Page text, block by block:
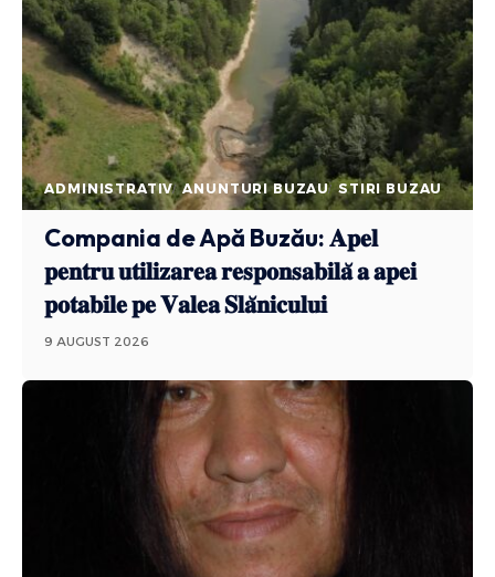
ADMINISTRATIV ANUNTURI BUZAU STIRI BUZAU
Compania de Apă Buzău: 𝐀𝐩𝐞𝐥
𝐩𝐞𝐧𝐭𝐫𝐮 𝐮𝐭𝐢𝐥𝐢𝐳𝐚𝐫𝐞𝐚 𝐫𝐞𝐬𝐩𝐨𝐧𝐬𝐚𝐛𝐢𝐥𝐚̆ 𝐚 𝐚𝐩𝐞𝐢
𝐩𝐨𝐭𝐚𝐛𝐢𝐥𝐞 𝐩𝐞 𝐕𝐚𝐥𝐞𝐚 𝐒𝐥𝐚̆𝐧𝐢𝐜𝐮𝐥𝐮𝐢
9 AUGUST 2026